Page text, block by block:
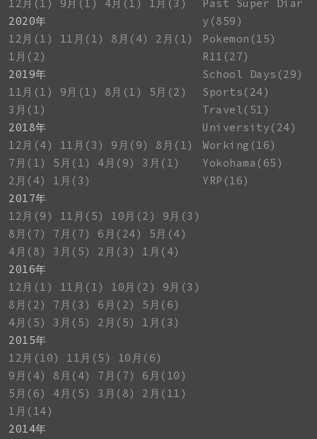
12月(1)
9月(1) 4月(1)
1月(3)
2020年
12月(1)
11月(1) 8月(4)
2月(1)
1月(2)
2019年
11月(1)
9月(1) 8月(1)
5月(2)
3月(1)
2018年
12月(4)
11月(3) 9月(9)
8月(1)
7月(1)
5月(1) 4月(9)
3月(1)
2月(4)
1月(3)
2017年
12月(9)
11月(5) 10月(2)
9月(3)
8月(7)
7月(7) 6月(24)
5月(4)
4月(8)
3月(5) 2月(3)
1月(4)
2016年
12月(1)
11月(1) 10月(2)
9月(3)
8月(2)
7月(3) 6月(2)
5月(6)
4月(5)
3月(5) 2月(5)
1月(3)
2015年
12月(10)
11月(5)
10月(6)
9月(4)
8月(4) 7月(7)
6月(10)
5月(6)
4月(5) 3月(8)
2月(11)
1月(14)
2014年
Past Super Diar
y(859)
Pokemon(15)
R11(27)
School Days(29)
Sports(24)
Travel(51)
University(24)
Working(16)
Yokohama(65)
YRP(16)